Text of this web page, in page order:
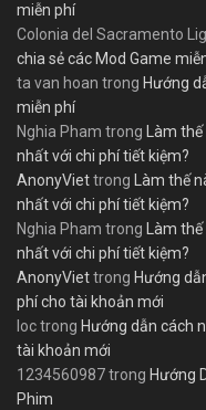
miễn phí
Colonia del Sacramento
chia sẻ các Mod Game
ta van hoan trong Hướng
miễn phí
Nghia Pham trong Làm
nhất với chi phí tiết kiệm?
AnonyViettrong Làm thế
nhất với chi phí tiết kiệm?
Nghia Pham trong Làm
nhất với chi phí tiết kiệm?
AnonyViettrong Hướng
phí cho tài khoản mới
loctrong Hướng dẫn cách
tài khoản mới
1234560987trong Hướng
Phim